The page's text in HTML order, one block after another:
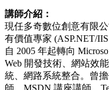
講師介紹：
現任多奇數位創意有限
有價值專家 (ASP.NET/
自 2005 年起轉向
Web 開發技術、網站效
統、網路系統整合。曾